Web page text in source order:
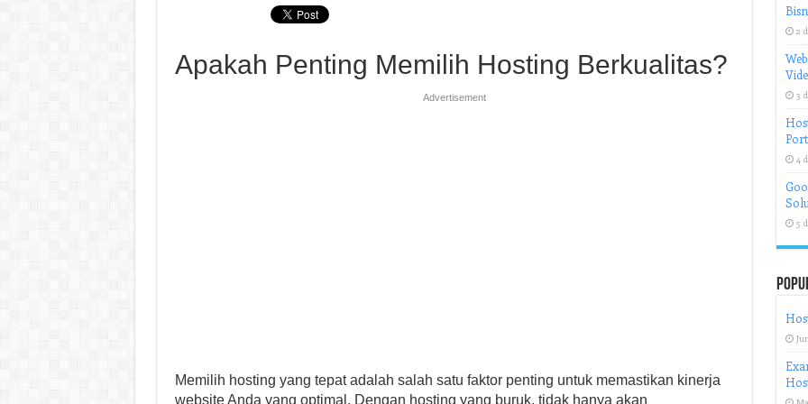
Apakah Penting Memilih Hosting Berkualitas?
Advertisement
Memilih hosting yang tepat adalah salah satu faktor penting untuk memastikan kinerja
website Anda yang optimal. Dengan hosting yang buruk, tidak hanya akan
2
3
4
5